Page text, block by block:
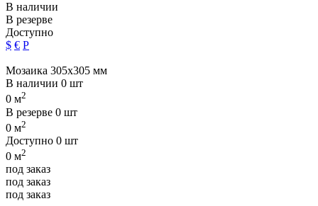
В наличии
В резерве
Доступно
$ € Р
Мозаика 305x305 мм
В наличии 0 шт
0 м2
В резерве 0 шт
0 м2
Доступно 0 шт
0 м2
под заказ
под заказ
под заказ